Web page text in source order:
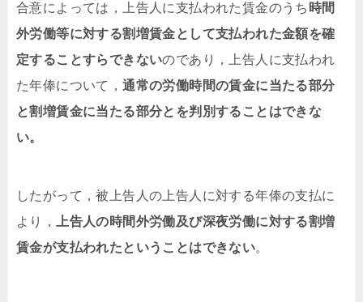
合意によっては，上告人に支払われた賃金のうち 時間
外労働等に対する割増賃金として支払われた金額を確
定することすらできないのであり，上告人に支払われ
た年俸について，通常の労働時間の賃金に当たる部分
と割増賃金に当たる部分とを判別することはできな
い。
したがって，被上告人の上告人に対する年俸の支払に
より，
上告人の時間外労働及び深夜労働に対する割増
賃金が支払われたということはできない。